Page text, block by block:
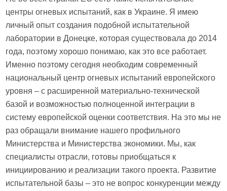
центры огневых испытаний, как в Украине. Я имею
личный опыт создания подобной испытательной
лаборатории в Донецке, которая существовала до 2014
года, поэтому хорошо понимаю, как это все работает.
Именно поэтому сегодня необходим современный
национальный центр огневых испытаний европейского
уровня – с расширенной материально-технической
базой и возможностью полноценной интеграции в
систему европейской оценки соответствия. На это мы не
раз обращали внимание нашего профильного
Министерства и Министерства экономики. Мы, как
специалисты отрасли, готовы приобщаться к
инициированию и реализации такого проекта. Развитие
испытательной базы – это не вопрос конкуренции между